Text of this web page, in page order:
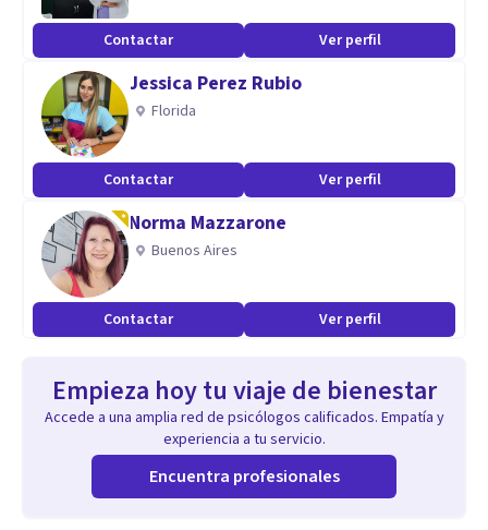
Contactar Ver perfil
Jessica Perez Rubio
Florida
Contactar Ver perfil
Norma Mazzarone
Buenos Aires
Contactar Ver perfil
Empieza hoy tu viaje de bienestar
Accede a una amplia red de psicólogos calificados. Empatía y
experiencia a tu servicio.
Encuentra profesionales